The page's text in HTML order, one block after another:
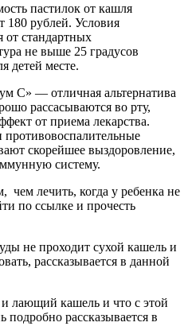
пастилок от кашля
180 рублей. Условия
от стандартных
не выше 25 градусов
детей месте.
С» — отличная альтернатива
рассасываются во рту,
от приема лекарства.
скорейшее выздоровление,
систему.
чем лечить, когда у ребенка не
по ссылке и прочесть
не проходит сухой кашель и
рассказывается в данной
лающий кашель и что с этой
подробно рассказывается в